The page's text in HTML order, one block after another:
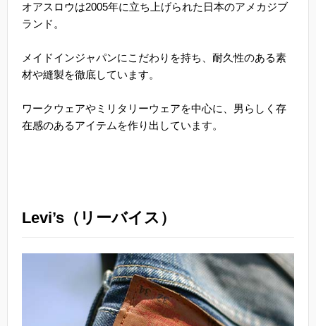
オアスロウは2005年に立ち上げられた日本のアメカジブ
ランド。
メイドインジャパンにこだわりを持ち、耐久性のある素
材や縫製を徹底しています。
ワークウェアやミリタリーウェアを中心に、男らしく存
在感のあるアイテムを作り出しています。
Levi’s（リーバイス）